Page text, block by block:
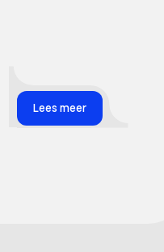
Lees meer